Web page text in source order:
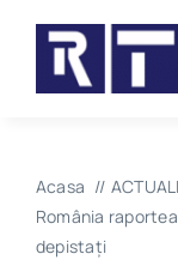
content
Acasa
România
depistaţi